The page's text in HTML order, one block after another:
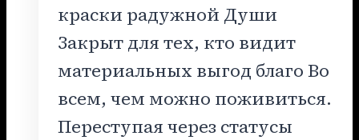
краски радужной Души
Закрыт для тех, кто видит
материальных выгод благо Во
всем, чем можно поживиться.
Переступая через статусы